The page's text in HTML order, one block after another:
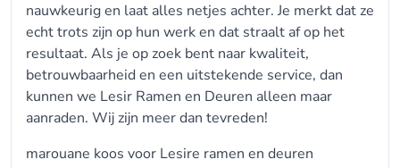
nauwkeurig en laat alles netjes achter. Je merkt dat ze
echt trots zijn op hun werk en dat straalt af op het
resultaat. Als je op zoek bent naar kwaliteit,
betrouwbaarheid en een uitstekende service, dan
kunnen we Lesir Ramen en Deuren alleen maar
aanraden. Wij zijn meer dan tevreden!
marouane koos voor Lesire ramen en deuren